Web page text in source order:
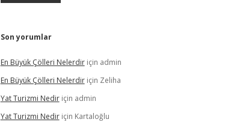
Son yorumlar
En Büyük Çölleri Nelerdiriçin admin
En Büyük Çölleri Nelerdiriçin Zeliha
Yat Turizmi Nediriçin admin
Yat Turizmi Nediriçin Kartaloğlu